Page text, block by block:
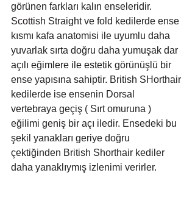
görünen farkları kalın enseleridir.
Scottish Straight ve fold kedilerde ense
kısmı kafa anatomisi ile uyumlu daha
yuvarlak sırta doğru daha yumuşak dar
açılı eğimlere ile estetik görünüşlü bir
ense yapısına sahiptir. British SHorthair
kedilerde ise ensenin Dorsal
vertebraya geçiş ( Sırt omuruna )
eğilimi geniş bir açı iledir. Ensedeki bu
şekil yanakları geriye doğru
çektiğinden British Shorthair kediler
daha yanaklıymış izlenimi verirler.